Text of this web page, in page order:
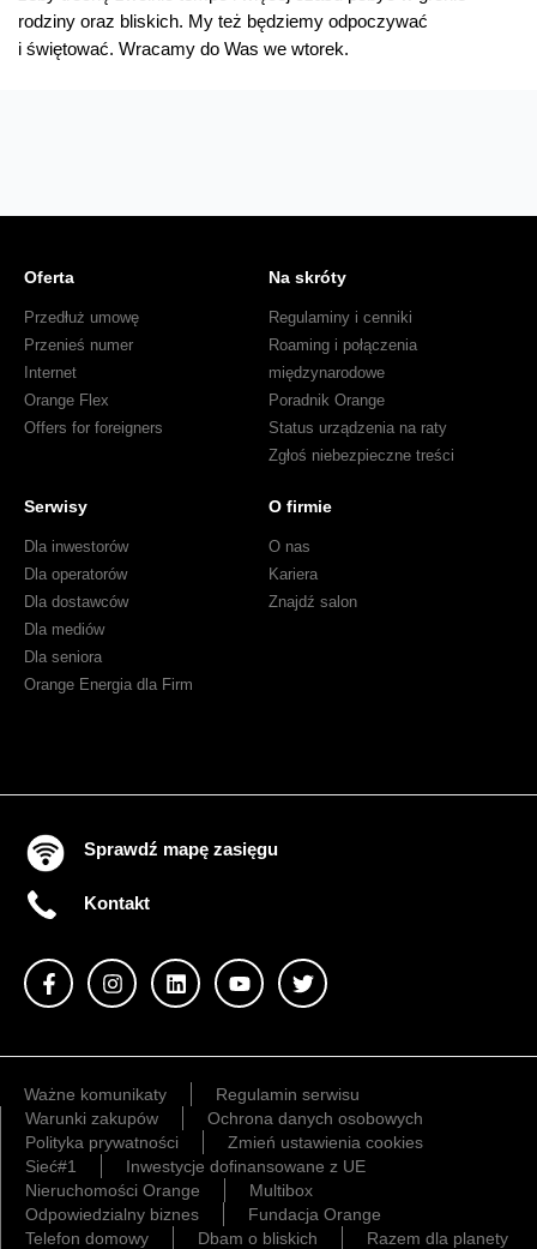
rodziny oraz bliskich. My też będziemy odpoczywać
i świętować. Wracamy do Was we wtorek.
Oferta
Przedłuż umowę
Przenieś numer
Internet
Orange Flex
Offers for foreigners
Na skróty
Regulaminy i cenniki
Roaming i połączenia
międzynarodowe
Poradnik Orange
Status urządzenia na raty
Zgłoś niebezpieczne treści
Serwisy
Dla inwestorów
Dla operatorów
Dla dostawców
Dla mediów
Dla seniora
Orange Energia dla Firm
O firmie
O nas
Kariera
Znajdź salon
Sprawdź mapę zasięgu
Kontakt
Ważne komunikaty
Regulamin serwisu
Warunki zakupów
Ochrona danych osobowych
Polityka prywatności
Zmień ustawienia cookies
Sieć#1
Inwestycje dofinansowane z UE
Nieruchomości Orange
Multibox
Odpowiedzialny biznes
Fundacja Orange
Telefon domowy
Dbam o bliskich Razem dla planety